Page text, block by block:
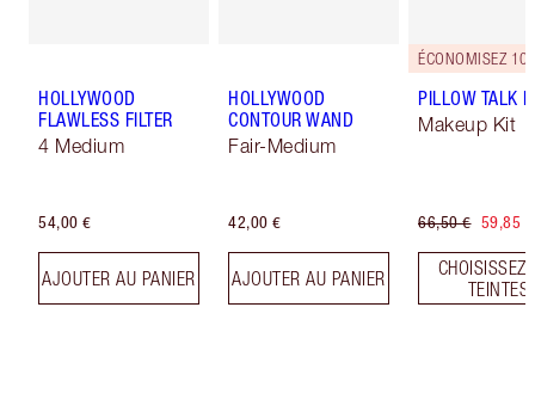
HOLLYWOOD
FLAWLESS FILTER
4 Medium
54,00 €
AJOUTER AU PANIER
HOLLYWOOD
CONTOUR WAND
Fair-Medium
42,00 €
AJOUTER AU PANIER
ÉCONOMISEZ 10
PILLOW TALK
Makeup Kit
66,50 € 59,85 €
CHOISISSEZ
TEINTES